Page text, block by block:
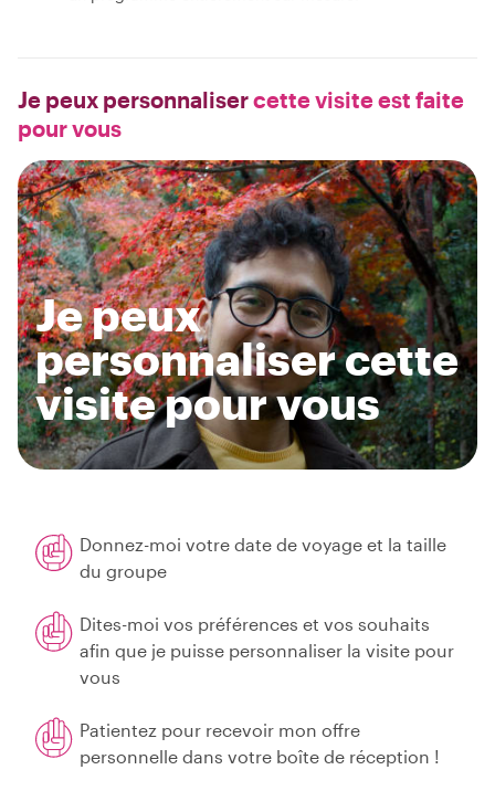
Je peux personnalisercette visite est faite
pour vous
Je peux
personnaliser cette
visite pour vous
Donnez-moi votre date de voyage et la taille
du groupe
Dites-moi vos préférences et vos souhaits
afin que je puisse personnaliser la visite pour
vous
Patientez pour recevoir mon offre
personnelle dans votre boîte de réception !